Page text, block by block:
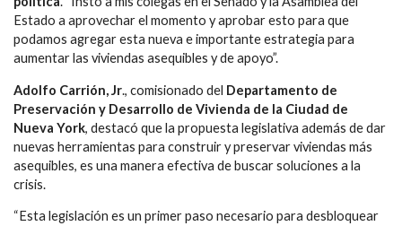
Estado a aprovechar el momento y aprobar esto para que
podamos agregar esta nueva e importante estrategia para
aumentar las viviendas asequibles y de apoyo”.
Adolfo Carrión, Jr., comisionado del Departamento de
Preservación y Desarrollo de Vivienda de la Ciudad de
Nueva York, destacó que la propuesta legislativa además de dar
nuevas herramientas para construir y preservar viviendas más
asequibles, es una manera efectiva de buscar soluciones a la
crisis.
“Esta legislación es un primer paso necesario para desbloquear